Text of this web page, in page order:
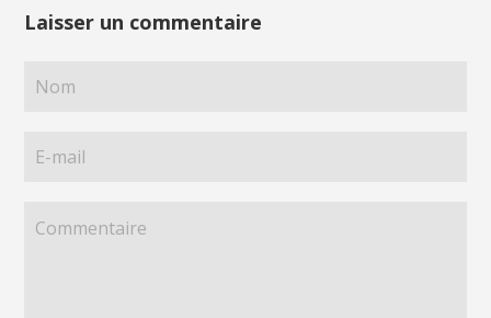
Laisser un commentaire